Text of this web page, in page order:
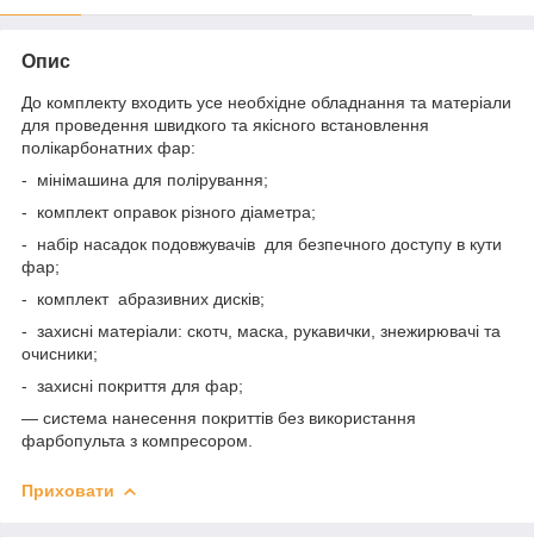
Опис
До комплекту входить усе необхідне обладнання та матеріали
для проведення швидкого та якісного встановлення
полікарбонатних фар:
- мінімашина для полірування;
- комплект оправок різного діаметра;
- набір насадок подовжувачів для безпечного доступу в кути
фар;
- комплект абразивних дисків;
- захисні матеріали: скотч, маска, рукавички, знежирювачі та
очисники;
- захисні покриття для фар;
— система нанесення покриттів без використання
фарбопульта з компресором.
Приховати